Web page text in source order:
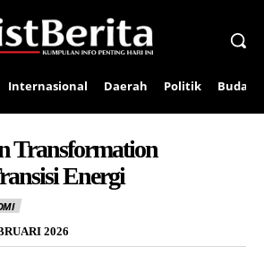
Internasional Daerah Politik Budaya
Transformation
Energi
2026